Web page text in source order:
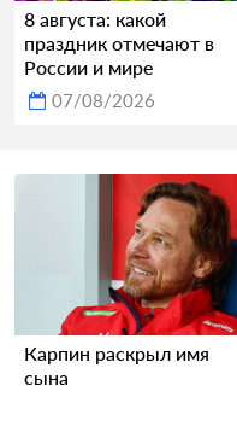
8 августа: какой
праздник отмечают в
России и мире
07/08/2026
Карпин раскрыл имя
сына